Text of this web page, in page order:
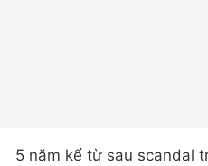
5 năm kể từ sau scandal